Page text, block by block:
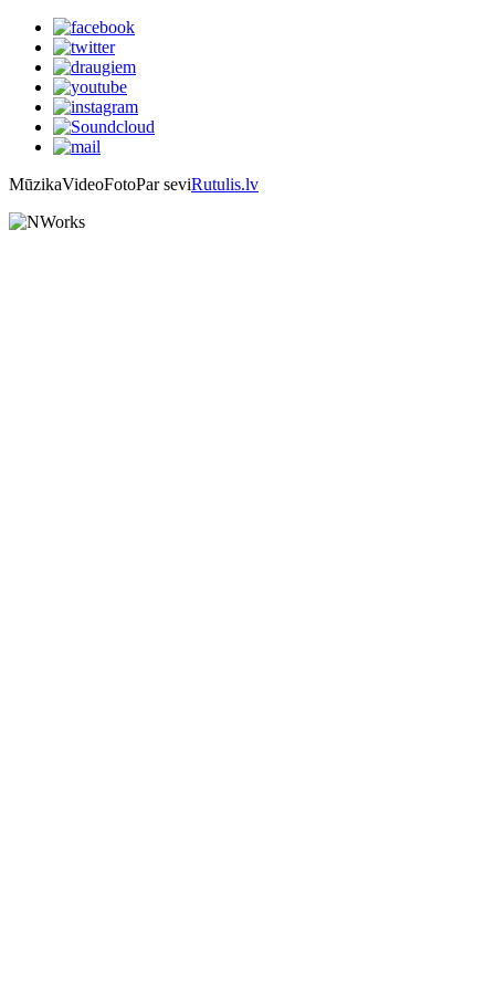
MūzikaVideoFotoPar seviRutulis.lv